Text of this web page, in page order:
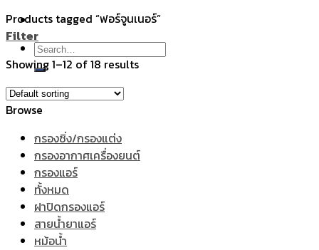
Search
for:
Products tagged “ฟอร์จูนเนอร์”
Filter
Showing 1–12 of 18 results
Browse
กรองซิ่ง/กรองแต่ง
กรองอากาศเครื่องยนต์
กรองแอร์
ทั้งหมด
ฝาปิดกรองแอร์
สายน้ำยาแอร์
หม้อน้ำ